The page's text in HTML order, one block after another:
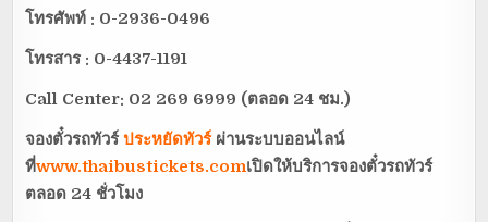
โทรศัพท์ : 0-2936-0496
โทรสาร : 0-4437-1191
Call Center: 02 269 6999 (ตลอด 24 ชม.)
จองตั๋วรถทัวร์ประหยัดทัวร์ผ่านระบบออนไลน์
ที่www.thaibustickets.comเปิดให้บริการจองตั๋วรถทัวร์
ตลอด 24 ชั่วโมง